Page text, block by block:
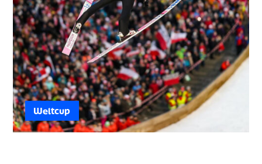
Weltcup